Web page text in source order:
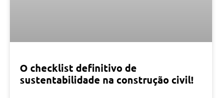
O checklist definitivo de
sustentabilidade na construção civil!